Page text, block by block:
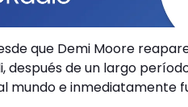
que Demi Moore
después de un largo
mundo e inmediatamente